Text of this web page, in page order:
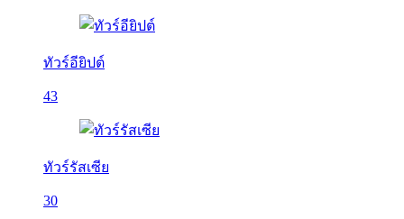
ทัวร์อียิปต์
43
ทัวร์รัสเซีย
30